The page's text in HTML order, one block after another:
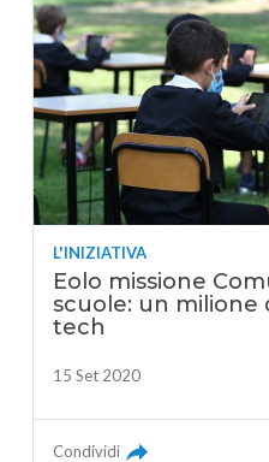
L'INIZIATIVA
Eolo missione
scuole: un milione
tech
15 Set 2020
Condividi